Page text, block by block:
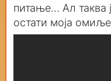
питање... Ал таква
остати моја